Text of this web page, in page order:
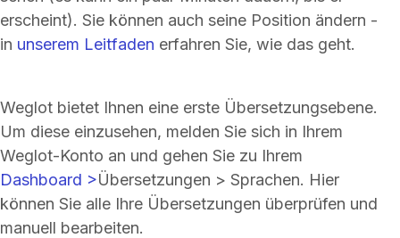
erscheint). Sie können auch seine Position ändern -
in unserem Leitfaden erfahren Sie, wie das geht.
Weglot bietet Ihnen eine erste Übersetzungsebene.
Um diese einzusehen, melden Sie sich in Ihrem
Weglot-Konto an und gehen Sie zu Ihrem
Dashboard >Übersetzungen > Sprachen. Hier
können Sie alle Ihre Übersetzungen überprüfen und
manuell bearbeiten.